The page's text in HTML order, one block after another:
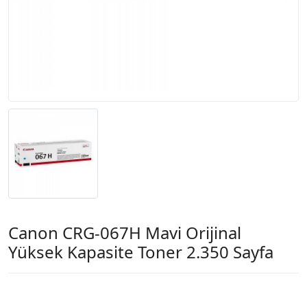
Canon CRG-067H Mavi Orijinal
Yüksek Kapasite Toner 2.350 Sayfa